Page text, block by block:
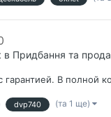
в Придбання та
гарантией. В
dvp740 (та 1 ще)